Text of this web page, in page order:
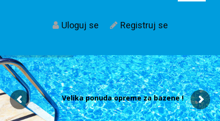
Uloguj se Registruj se
Velika ponuda opreme za bazene !